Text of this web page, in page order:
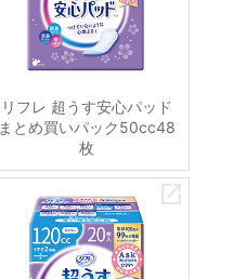
リフレ 超うす安心パッド
まとめ買いパック50cc48
枚